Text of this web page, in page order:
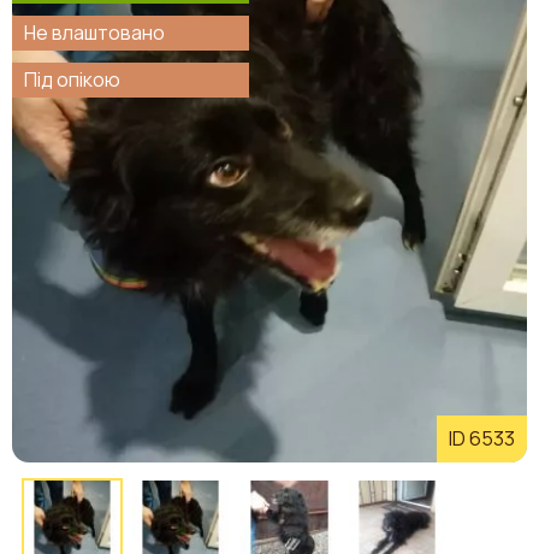
ID 6533
Не влаштовано
Під опікою